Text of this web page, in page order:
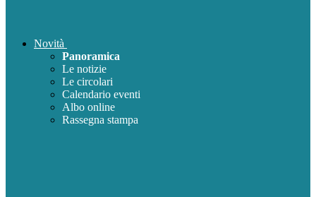
Novità
Panoramica
Le notizie
Le circolari
Calendario eventi
Albo online
Rassegna stampa